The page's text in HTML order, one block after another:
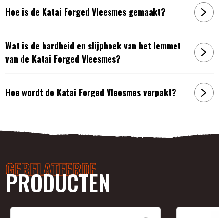
Hoe is de Katai Forged Vleesmes gemaakt?
Wat is de hardheid en slijphoek van het lemmet
van de Katai Forged Vleesmes?
Hoe wordt de Katai Forged Vleesmes verpakt?
GERELATEERDE
PRODUCTEN